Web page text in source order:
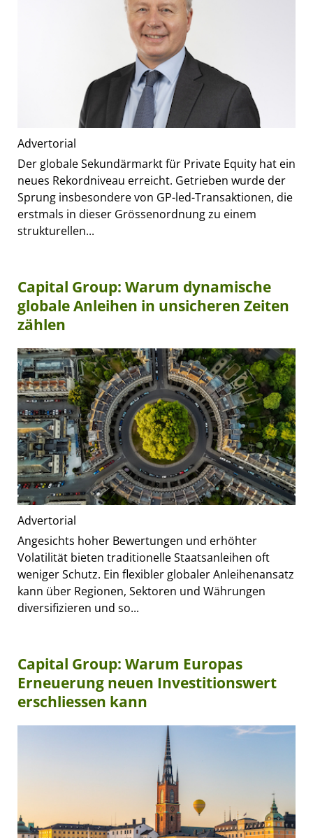
Advertorial
Der globale Sekundärmarkt für Private Equity hat ein
neues Rekordniveau erreicht. Getrieben wurde der
Sprung insbesondere von GP-led-Transaktionen, die
erstmals in dieser Grössenordnung zu einem
strukturellen...
Capital Group: Warum dynamische
globale Anleihen in unsicheren Zeiten
zählen
Advertorial
Angesichts hoher Bewertungen und erhöhter
Volatilität bieten traditionelle Staatsanleihen oft
weniger Schutz. Ein flexibler globaler Anleihenansatz
kann über Regionen, Sektoren und Währungen
diversifizieren und so...
Capital Group: Warum Europas
Erneuerung neuen Investitionswert
erschliessen kann